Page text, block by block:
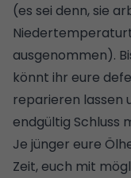
(es sei denn, sie
ausgenommen).
könnt ihr eure
reparieren lassen
endgültig Schluss
Je jünger eure
Zeit, euch mit